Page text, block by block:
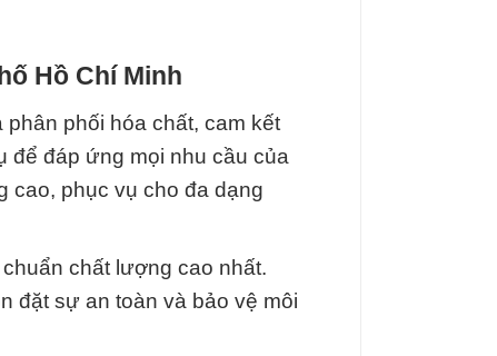
Hồ Chí Minh
phối hóa chất, cam kết
để đáp ứng mọi nhu cầu của
cao, phục vụ cho đa dạng
chất lượng cao nhất.
đặt sự an toàn và bảo vệ môi